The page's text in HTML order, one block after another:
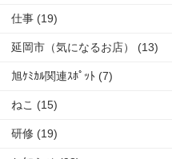
仕事 (19)
延岡市（気になるお店） (13)
旭ｹﾐｶﾙ関連ｽﾎﾟｯﾄ (7)
ねこ (15)
研修 (19)